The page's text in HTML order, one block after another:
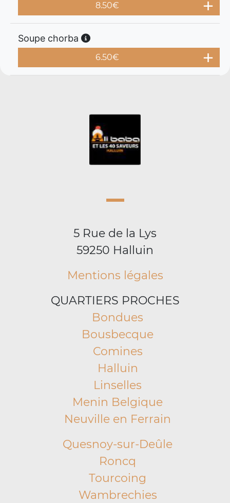
8.50€
Soupe chorba
6.50€
5 Rue de la Lys
59250 Halluin
Mentions légales
QUARTIERS PROCHES
Bondues
Bousbecque
Comines
Halluin
Linselles
Menin Belgique
Neuville en Ferrain
Quesnoy-sur-Deûle
Roncq
Tourcoing
Wambrechies